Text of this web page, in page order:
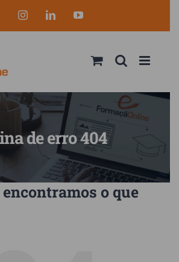
FacebookInstagramLinkedInYouTube
de erro 404
encontramos o que